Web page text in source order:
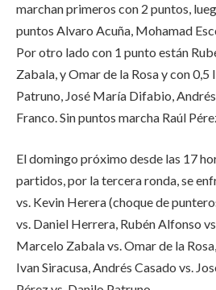
marchan primeros con 2 puntos,
puntos Alvaro Acuña, Mohamad
Por otro lado con 1 punto están
Zabala, y Omar de la Rosa y con 0,5
Patruno, José María Difabio,
Franco. Sin puntos marcha Raúl
El domingo próximo desde las 17
partidos, por la tercera ronda, se
vs. Kevin Herera (choque de
vs. Daniel Herrera, Rubén Alfonso
Marcelo Zabala vs. Omar de la
Ivan Siracusa, Andrés Casado vs.